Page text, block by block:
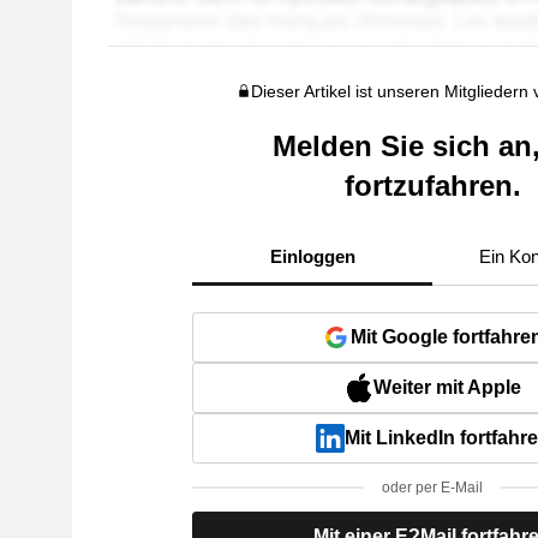
Dieser Artikel ist unseren Mitgliedern
Melden Sie sich
fortzufahren.
Einloggen Ein
Mit Google
Weiter mit Apple
Mit LinkedIn
oder per E-Mail